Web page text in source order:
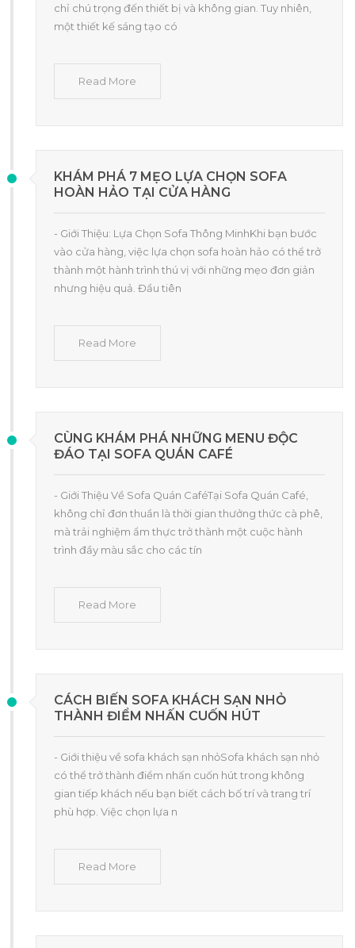
chỉ chú trọng đến thiết bị và không gian. Tuy nhiên,
một thiết kế sáng tạo có
Read More
KHÁM PHÁ 7 MẸO LỰA CHỌN SOFA
HOÀN HẢO TẠI CỬA HÀNG
- Giới Thiệu: Lựa Chọn Sofa Thông MinhKhi bạn bước
vào cửa hàng, việc lựa chọn sofa hoàn hảo có thể trở
thành một hành trình thú vị với những mẹo đơn giản
nhưng hiệu quả. Đầu tiên
Read More
CÙNG KHÁM PHÁ NHỮNG MENU ĐỘC
ĐÁO TẠI SOFA QUÁN CAFÉ
- Giới Thiệu Về Sofa Quán CaféTại Sofa Quán Café,
không chỉ đơn thuần là thời gian thưởng thức cà phê,
mà trải nghiệm ẩm thực trở thành một cuộc hành
trình đầy màu sắc cho các tín
Read More
CÁCH BIẾN SOFA KHÁCH SẠN NHỎ
THÀNH ĐIỂM NHẤN CUỐN HÚT
- Giới thiệu về sofa khách sạn nhỏSofa khách sạn nhỏ
có thể trở thành điểm nhấn cuốn hút trong không
gian tiếp khách nếu bạn biết cách bố trí và trang trí
phù hợp. Việc chọn lựa n
Read More